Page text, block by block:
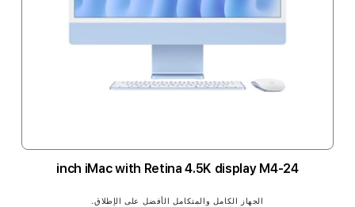
24-inch iMac with Retina 4.5K display M4
الجهاز الكامل والمتكامل الأفضل على الإطلاق.